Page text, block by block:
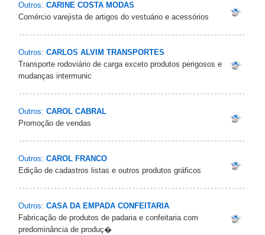
Outros: CARINE COSTA MODAS
Comércio varejista de artigos do vestuário e acessórios
Outros: CARLOS ALVIM TRANSPORTES
Transporte rodoviário de carga exceto produtos perigosos e
mudanças intermunic
Outros: CAROL CABRAL
Promoção de vendas
Outros: CAROL FRANCO
Edição de cadastros listas e outros produtos gráficos
Outros: CASA DA EMPADA CONFEITARIA
Fabricação de produtos de padaria e confeitaria com
predominância de produç�